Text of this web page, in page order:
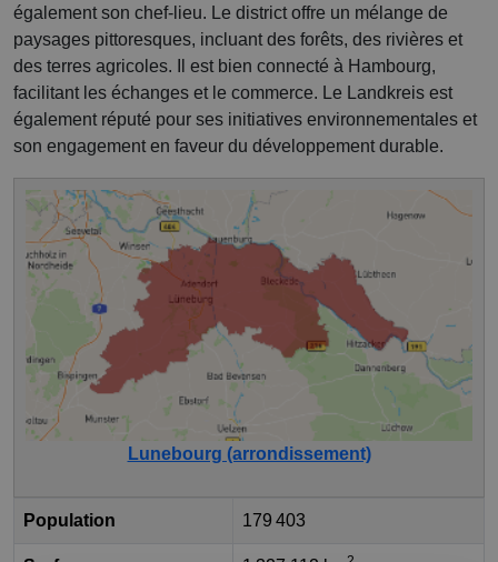
également son chef-lieu. Le district offre un mélange de
paysages pittoresques, incluant des forêts, des rivières et
des terres agricoles. Il est bien connecté à Hambourg,
facilitant les échanges et le commerce. Le Landkreis est
également réputé pour ses initiatives environnementales et
son engagement en faveur du développement durable.
Lunebourg (arrondissement)
Population 179 403